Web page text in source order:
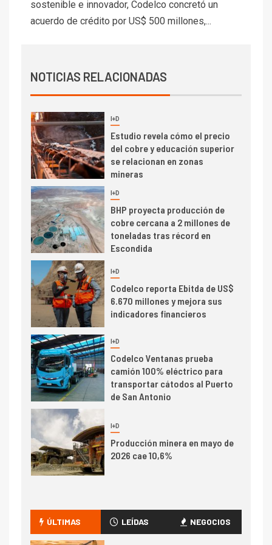
sostenible e innovador, Codelco concretó un
acuerdo de crédito por US$ 500 millones,...
NOTICIAS RELACIONADAS
2026 cae 10,6%
crecimiento regional: Banco
Central reporta resultados
dispares en el primer
4 I+D
Informe bimensual de
Cochilco: precio del cobre
alcanza máximos por escasez
de concentrados
5 I+D
Estudio revela cómo el precio
del cobre y educación superior
se relacionan en zonas
mineras
BHP proyecta producción de
cobre cercana a 2 millones de
toneladas tras récord en
Escondida
7 I+D
Codelco reporta Ebitda de US$
6.670 millones y mejora sus
indicadores financieros
Codelco Ventanas prueba
camión 100% eléctrico para
transportar cátodos al Puerto
2026 cae 10,6%
ÚLTIMAS LEÍDAS NEGOCIOS